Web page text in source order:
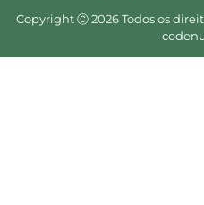
Copyright Ⓒ 2026 Todos os